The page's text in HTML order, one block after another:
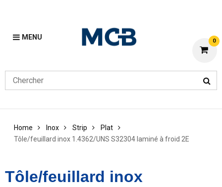
MENU 0
Home Inox Strip
Plat
Tôle/feuillard inox 1.4362/UNS S32304 laminé à froid 2E
Tôle/feuillard inox